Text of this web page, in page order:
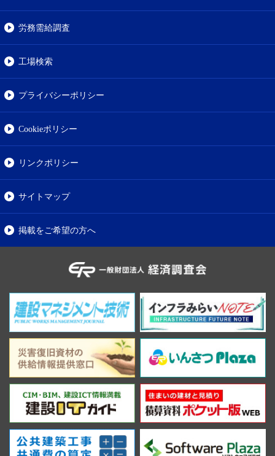
労務需給調査
工場検索
プライバシーポリシー
Cookieポリシー
リンクポリシー
サイトマップ
掲載をご希望の方へ